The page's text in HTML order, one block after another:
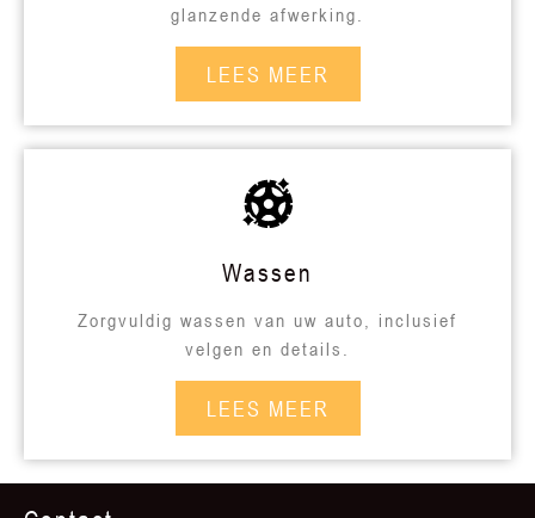
glanzende afwerking.
LEES MEER
Wassen
Zorgvuldig wassen van uw auto, inclusief
velgen en details.
LEES MEER